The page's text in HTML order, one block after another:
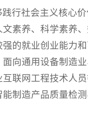
行社会主义核心
素养、科学素养
的就业创业能力
向通用设备制造
联网工程技术人
制造产品质量检